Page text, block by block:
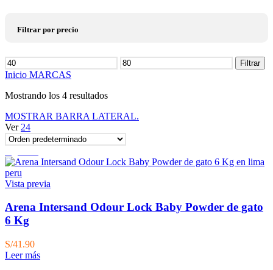
Filtrar por precio
Precio
mínimo
Precio
Filtrar
Inicio MARCAS
Mostrando los 4 resultados
MOSTRAR BARRA LATERAL.
Ver 24
Vista previa
Arena Intersand Odour Lock Baby Powder de gato
6 Kg
S/41.90
Leer más